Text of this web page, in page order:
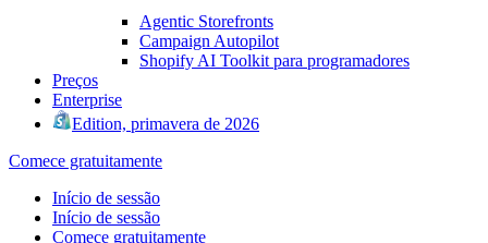
Agentic Storefronts
Campaign Autopilot
Shopify AI Toolkit para programadores
Preços
Enterprise
Edition, primavera de 2026
Comece gratuitamente
Início de sessão
Início de sessão
Comece gratuitamente